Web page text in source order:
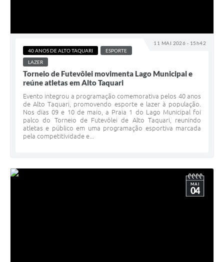
11 MAI 2026 - 15h42
40 ANOS DE ALTO TAQUARI
ESPORTE
LAZER
Torneio de Futevôlei movimenta Lago Municipal e
reúne atletas em Alto Taquari
Evento integrou a programação comemorativa pelos 40 anos
de Alto Taquari, promovendo esporte e lazer à população.
Nos dias 09 e 10 de maio, a Praia 1 do Lago Municipal foi
palco do Torneio de Futevôlei de Alto Taquari, reunindo
atletas e público em uma programação esportiva marcada
pela competitividade e...
MAI
04